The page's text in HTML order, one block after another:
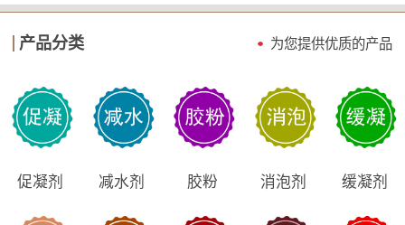
产品分类 为您提供优质的产品
促凝剂 减水剂 胶粉 消泡剂 缓凝剂